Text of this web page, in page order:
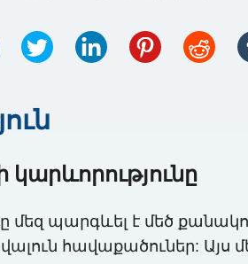
կարևորությունը
պարգևել է մեծ
հավաքածուներ: